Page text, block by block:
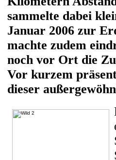
sammelte dabei
Januar 2006 zur
machte zudem
noch vor Ort die
Vor kurzem
dieser